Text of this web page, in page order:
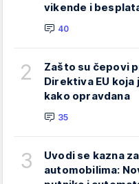
vikende i
40
2
Zašto su čepovi
Direktiva EU
kako opravdana
35
3
Uvodi se kazna
automobilima: